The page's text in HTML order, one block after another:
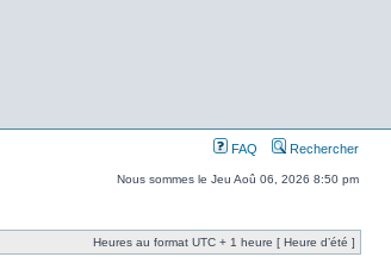
FAQ Rechercher
Nous sommes le Jeu Aoû 06, 2026 8:50 pm
Heures au format UTC + 1 heure [ Heure d’été ]